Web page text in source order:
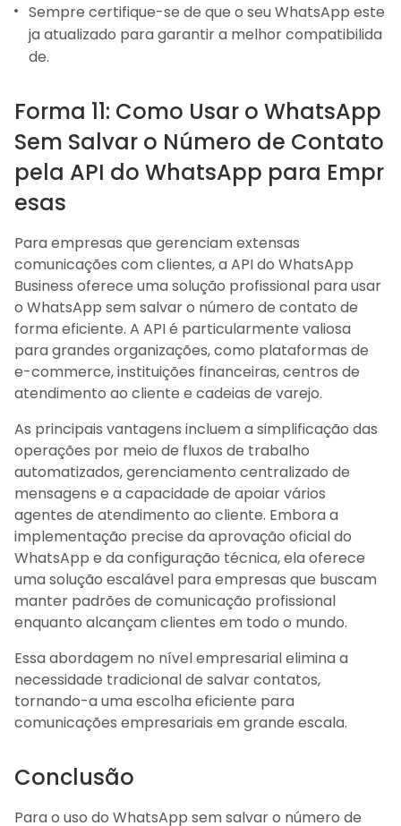
Sempre certifique-se de que o seu WhatsApp este
ja atualizado para garantir a melhor compatibilida
de.
Forma 11: Como Usar o WhatsApp
Sem Salvar o Número de Contato
pela API do WhatsApp para Empr
esas
Para empresas que gerenciam extensas
comunicações com clientes, a API do WhatsApp
Business oferece uma solução profissional para usar
o WhatsApp sem salvar o número de contato de
forma eficiente. A API é particularmente valiosa
para grandes organizações, como plataformas de
e-commerce, instituições financeiras, centros de
atendimento ao cliente e cadeias de varejo.
As principais vantagens incluem a simplificação das
operações por meio de fluxos de trabalho
automatizados, gerenciamento centralizado de
mensagens e a capacidade de apoiar vários
agentes de atendimento ao cliente. Embora a
implementação precise da aprovação oficial do
WhatsApp e da configuração técnica, ela oferece
uma solução escalável para empresas que buscam
manter padrões de comunicação profissional
enquanto alcançam clientes em todo o mundo.
Essa abordagem no nível empresarial elimina a
necessidade tradicional de salvar contatos,
tornando-a uma escolha eficiente para
comunicações empresariais em grande escala.
Conclusão
Para o uso do WhatsApp sem salvar o número de